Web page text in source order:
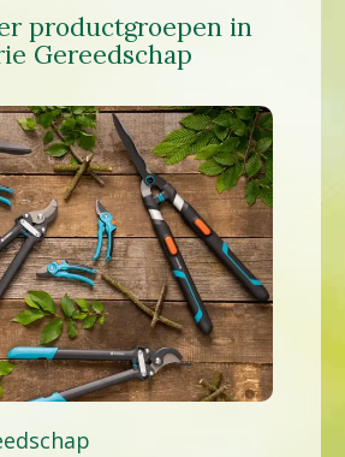
productgroepen in
Gereedschap